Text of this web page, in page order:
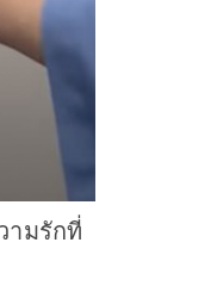
ามรักที่